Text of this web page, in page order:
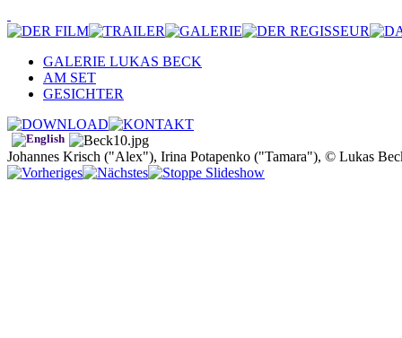
GALERIE LUKAS BECK
AM SET
GESICHTER
Johannes Krisch ("Alex"), Irina Potapenko ("Tamara"), © Lukas